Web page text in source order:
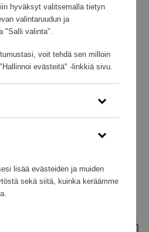
hyväksyt valitsemalla tietyn
valintaruudun ja
"Salli valinta".
voit tehdä sen milloin
evästeitä" -linkkiä sivu.
lisää evästeiden ja muiden
sekä siitä, kuinka keräämme